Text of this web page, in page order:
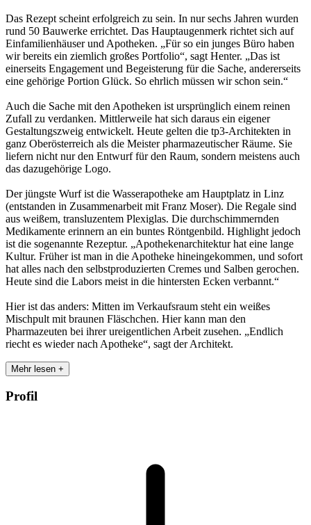
Das Rezept scheint erfolgreich zu sein. In nur sechs Jahren wurden
rund 50 Bauwerke errichtet. Das Hauptaugenmerk richtet sich auf
Einfamilienhäuser und Apotheken. „Für so ein junges Büro haben
wir bereits ein ziemlich großes Portfolio“, sagt Henter. „Das ist
einerseits Engagement und Begeisterung für die Sache, andererseits
eine gehörige Portion Glück. So ehrlich müssen wir schon sein.“
Auch die Sache mit den Apotheken ist ursprünglich einem reinen
Zufall zu verdanken. Mittlerweile hat sich daraus ein eigener
Gestaltungszweig entwickelt. Heute gelten die tp3-Architekten in
ganz Oberösterreich als die Meister pharmazeutischer Räume. Sie
liefern nicht nur den Entwurf für den Raum, sondern meistens auch
das dazugehörige Logo.
Der jüngste Wurf ist die Wasserapotheke am Hauptplatz in Linz
(entstanden in Zusammenarbeit mit Franz Moser). Die Regale sind
aus weißem, transluzentem Plexiglas. Die durchschimmernden
Medikamente erinnern an ein buntes Röntgenbild. Highlight jedoch
ist die sogenannte Rezeptur. „Apothekenarchitektur hat eine lange
Kultur. Früher ist man in die Apotheke hineingekommen, und sofort
hat alles nach den selbstproduzierten Cremes und Salben gerochen.
Heute sind die Labors meist in die hintersten Ecken verbannt.“
Hier ist das anders: Mitten im Verkaufsraum steht ein weißes
Mischpult mit braunen Fläschchen. Hier kann man den
Pharmazeuten bei ihrer ureigentlichen Arbeit zusehen. „Endlich
riecht es wieder nach Apotheke“, sagt der Architekt.
Mehr lesen +
Profil